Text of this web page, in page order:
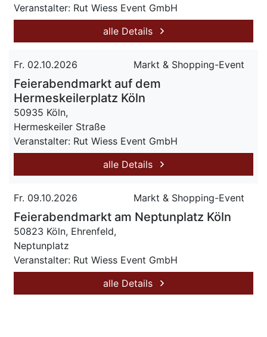
Veranstalter: Rut Wiess Event GmbH
alle Details
Fr. 02.10.2026 Markt & Shopping-Event
Feierabendmarkt auf dem
Hermeskeilerplatz Köln
50935 Köln,
Hermeskeiler Straße
Veranstalter: Rut Wiess Event GmbH
alle Details
Fr. 09.10.2026 Markt & Shopping-Event
Feierabendmarkt am Neptunplatz Köln
50823 Köln, Ehrenfeld,
Neptunplatz
Veranstalter: Rut Wiess Event GmbH
alle Details